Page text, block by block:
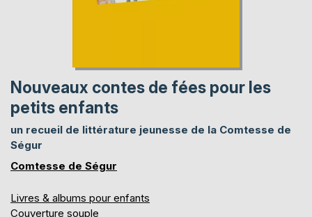
Nouveaux contes de fées pour les
petits enfants
un recueil de littérature jeunesse de la Comtesse de
Ségur
Comtesse de Ségur
Livres & albums pour enfants
Couverture souple